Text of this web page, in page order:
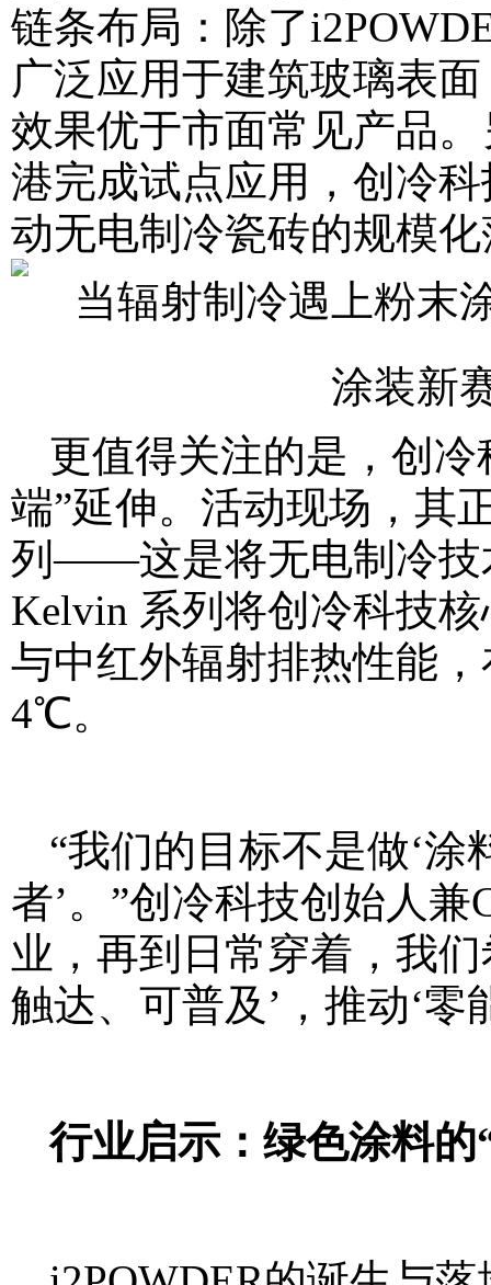
链条布局：除了
广泛应用于建筑玻璃表
效果优于市面常见产品
港完成试点应用，创冷
动无电制冷瓷砖的规模
更值得关注的是，创冷
端”延伸。活动现场，其
列——这是将无电制冷技
Kelvin 系列将创冷科技
与中红外辐射排热性能
4℃。
“我们的目标不是做‘涂
者’。”创冷科技创始人
业，再到日常穿着，我
触达、可普及’，推动‘零
行业启示：绿色涂料的